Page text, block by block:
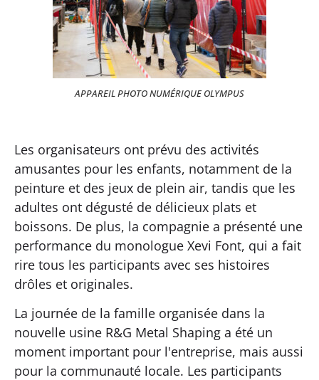
APPAREIL PHOTO NUMÉRIQUE OLYMPUS
Les organisateurs ont prévu des activités
amusantes pour les enfants, notamment de la
peinture et des jeux de plein air, tandis que les
adultes ont dégusté de délicieux plats et
boissons. De plus, la compagnie a présenté une
performance du monologue Xevi Font, qui a fait
rire tous les participants avec ses histoires
drôles et originales.
La journée de la famille organisée dans la
nouvelle usine R&G Metal Shaping a été un
moment important pour l'entreprise, mais aussi
pour la communauté locale. Les participants